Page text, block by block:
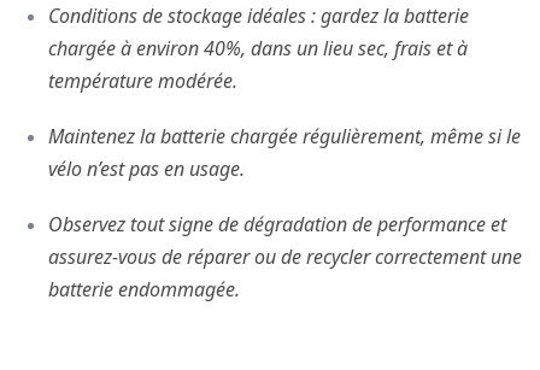
Conditions de stockage idéales : gardez la batterie
chargée à environ 40%, dans un lieu sec, frais et à
température modérée.
Maintenez la batterie chargée régulièrement, même si le
vélo n’est pas en usage.
Observez tout signe de dégradation de performance et
assurez-vous de réparer ou de recycler correctement une
batterie endommagée.